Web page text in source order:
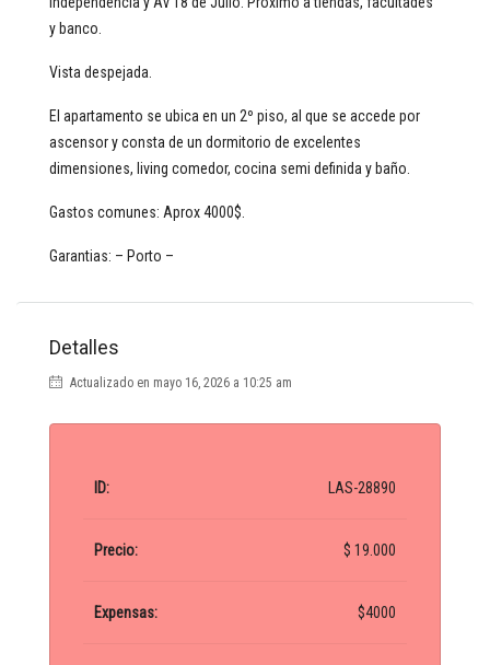
y banco.
Vista despejada.
El apartamento se ubica en un 2º piso, al que se accede por
ascensor y consta de un dormitorio de excelentes
dimensiones, living comedor, cocina semi definida y baño.
Gastos comunes: Aprox 4000$.
Garantias: – Porto –
Detalles
Actualizado en mayo 16, 2026 a 10:25 am
ID: LAS-28890
Precio: $ 19.000
Expensas: $4000